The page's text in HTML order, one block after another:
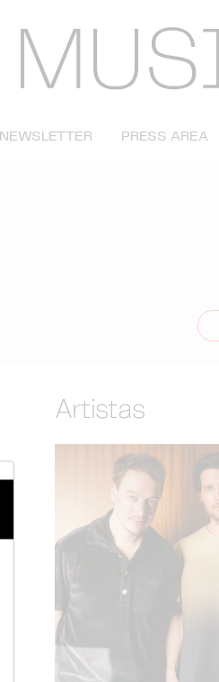
NEWSLETTER PRESS AREA
Artistas